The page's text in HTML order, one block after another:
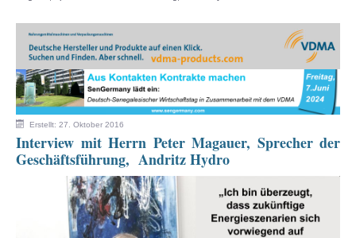
Erstellt: 27. Oktober 2016
Interview mit Herrn Peter Magauer, Sprecher der
Geschäftsführung, Andritz Hydro